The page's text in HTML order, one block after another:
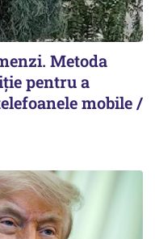
Metoda
pentru a
mobile /